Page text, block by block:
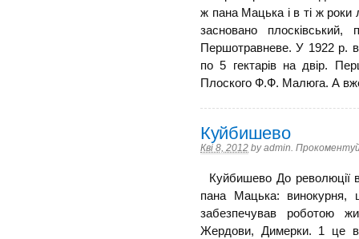
ж пана Мацька і в ті ж роки
засновано плосківський,
Першо­травневе. У 1922 р. в
по 5 гектарів на двір.
Плоского Ф.Ф. Малюга. А
Куйбишево
Кві 8, 2012 byadmin.
Куйбишево До революції
пана Мацька: винокурня,
забезпечував роботою
Жердови, Димерки. 1 це